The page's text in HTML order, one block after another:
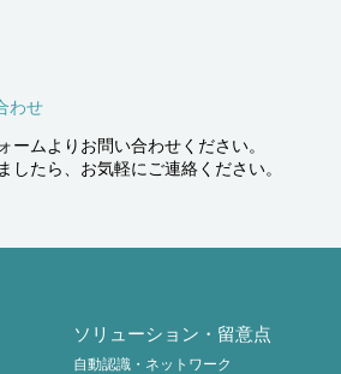
わせ
ームよりお問い合わせください。
したら、お気軽にご連絡ください。
ソリューション・留意点
自動認識・ネットワーク